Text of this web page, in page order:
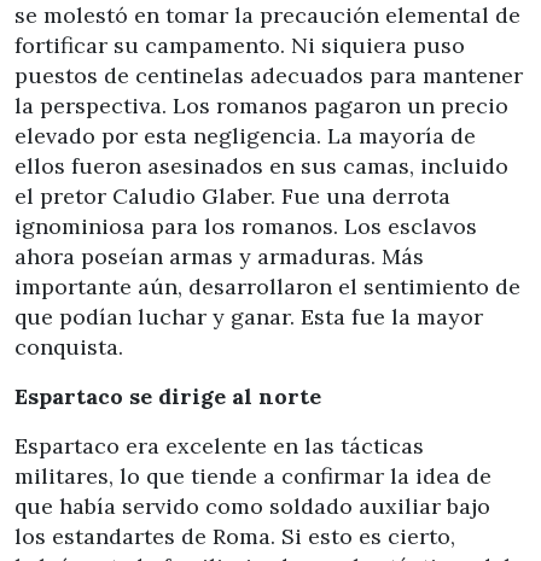
se molestó en tomar la precaución elemental de
fortificar su campamento. Ni siquiera puso
puestos de centinelas adecuados para mantener
la perspectiva. Los romanos pagaron un precio
elevado por esta negligencia. La mayoría de
ellos fueron asesinados en sus camas, incluido
el pretor Caludio Glaber. Fue una derrota
ignominiosa para los romanos. Los esclavos
ahora poseían armas y armaduras. Más
importante aún, desarrollaron el sentimiento de
que podían luchar y ganar. Esta fue la mayor
conquista.
Espartaco se dirige al norte
Espartaco era excelente en las tácticas
militares, lo que tiende a confirmar la idea de
que había servido como soldado auxiliar bajo
los estandartes de Roma. Si esto es cierto,